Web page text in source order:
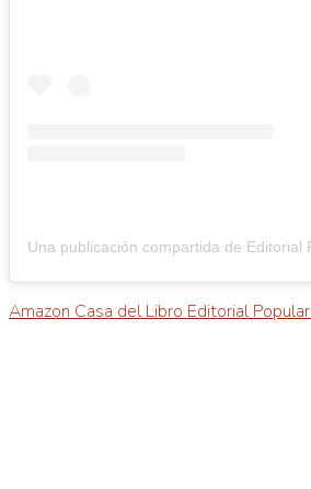
Amazon Casa del Libro Editorial Popular